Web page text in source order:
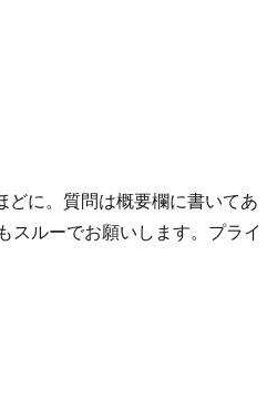
に。質問は概要欄に書いてあ
スルーでお願いします。プライ